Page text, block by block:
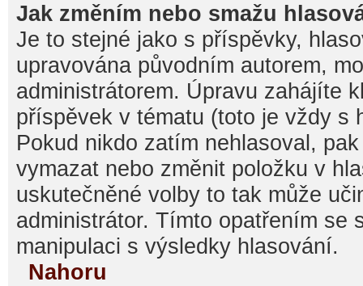
Jak změním nebo smažu
Je to stejné jako s příspěvky,
upravována původním autorem,
administrátorem. Úpravu zahájíte
příspěvek v tématu (toto je vždy s
Pokud nikdo zatím nehlasoval,
vymazat nebo změnit položku v
uskutečněné volby to tak může
administrátor. Tímto opatřením se
manipulaci s výsledky hlasování.
Nahoru